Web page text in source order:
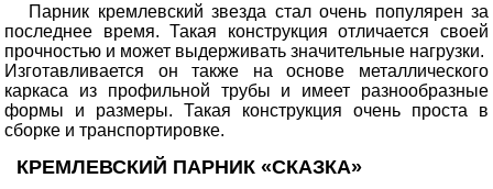
Парник кремлевский звезда стал очень популярен за
последнее время. Такая конструкция отличается своей
прочностью и может выдерживать значительные нагрузки.
Изготавливается он также на основе металлического
каркаса из профильной трубы и имеет разнообразные
формы и размеры. Такая конструкция очень проста в
сборке и транспортировке.
КРЕМЛЕВСКИЙ ПАРНИК «СКАЗКА»